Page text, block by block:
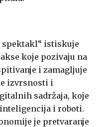
istiskuje
koje pozivaju na
i zamagljuje
izvrsnosti i
sadržaja, koje
i roboti.
je pretvaranje